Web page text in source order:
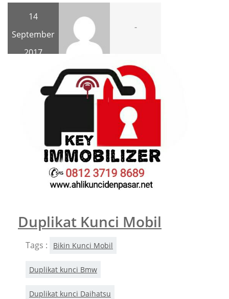
14
September
2017
-
Duplikat Kunci Mobil
Tags : Bikin Kunci Mobil
Duplikat kunci Bmw
Duplikat kunci Daihatsu